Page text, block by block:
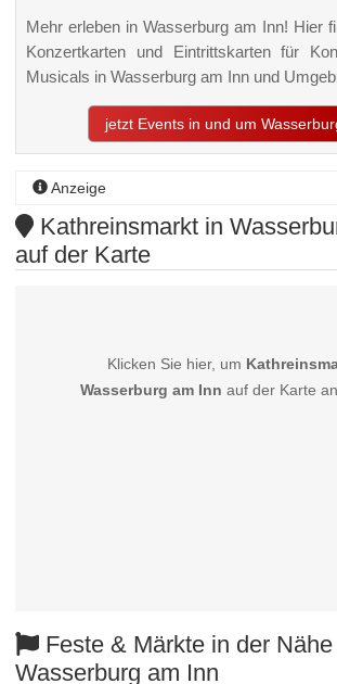
Mehr erleben in Wasserburg am Inn! Hier
Konzertkarten und Eintrittskarten für
Musicals in Wasserburg am Inn und
jetzt Events in und um
Anzeige
Kathreinsmarkt in
auf der Karte
Klicken Sie hier, um
Wasserburg am Inn auf der Karte
Feste & Märkte in der
Wasserburg am Inn